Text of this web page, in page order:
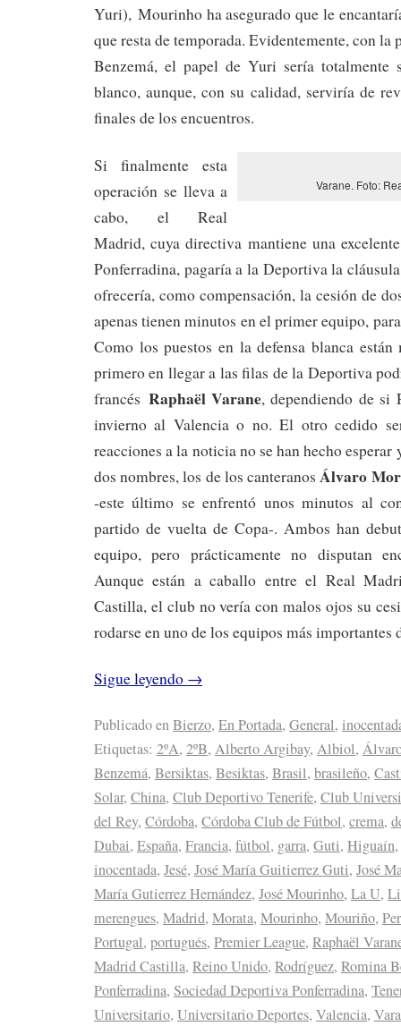
Yuri), Mourinho ha asegurado que le
que resta de temporada. Evidentemente, con la
Benzemá, el papel de Yuri sería totalmente
blanco, aunque, con su calidad, serviría de
finales de los encuentros.
Varane. Foto:
Si finalmente esta
operación se lleva a
cabo, el Real
Madrid, cuya directiva mantiene una
Ponferradina, pagaría a la Deportiva la
ofrecería, como compensación, la cesión de
apenas tienen minutos en el primer equipo,
Como los puestos en la defensa blanca
primero en llegar a las filas de la Deportiva
francés Raphaël Varane, dependiendo de
invierno al Valencia o no. El otro cedido
reacciones a la noticia no se han hecho esperar
dos nombres, los de los canteranos Álvaro
-este último se enfrentó unos minutos al
partido de vuelta de Copa-. Ambos han
equipo, pero prácticamente no disputan
Aunque están a caballo entre el Real
Castilla, el club no vería con malos ojos su
rodarse en uno de los equipos más importantes
Sigue leyendo →
Publicado enBierzo, En Portada, General,
Etiquetas: 2ºA, 2ºB, Alberto Argibay, Albiol,
Benzemá, Bersiktas, Besiktas, Brasil, brasileño,
Solar, China, Club Deportivo Tenerife, Club
del Rey, Córdoba, Córdoba Club de Fútbol, crema,
Dubai, España, Francia, fútbol, garra, Guti, Higuaín,
inocentada, Jesé, José María Guitierrez Guti, José
María Gutierrez Hernández, José Mourinho, La U,
merengues, Madrid, Morata, Mourinho, Mouriño,
Portugal, portugués, Premier League, Raphaël
Madrid Castilla, Reino Unido, Rodríguez, Romina
Ponferradina, Sociedad Deportiva Ponferradina,
Universitario, Universitario Deportes, Valencia,